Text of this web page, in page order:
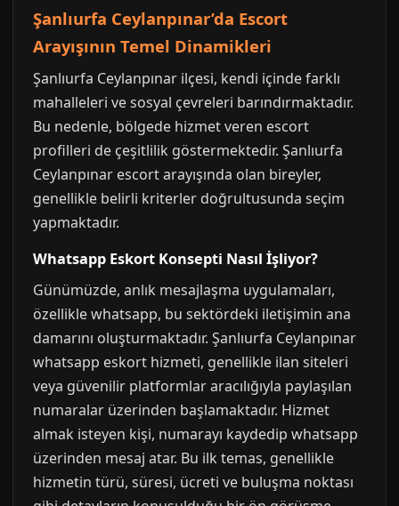
Şanlıurfa Ceylanpınar’da Escort
Arayışının Temel Dinamikleri
Şanlıurfa Ceylanpınar ilçesi, kendi içinde farklı
mahalleleri ve sosyal çevreleri barındırmaktadır.
Bu nedenle, bölgede hizmet veren escort
profilleri de çeşitlilik göstermektedir. Şanlıurfa
Ceylanpınar escort arayışında olan bireyler,
genellikle belirli kriterler doğrultusunda seçim
yapmaktadır.
Whatsapp Eskort Konsepti Nasıl İşliyor?
Günümüzde, anlık mesajlaşma uygulamaları,
özellikle whatsapp, bu sektördeki iletişimin ana
damarını oluşturmaktadır. Şanlıurfa Ceylanpınar
whatsapp eskort hizmeti, genellikle ilan siteleri
veya güvenilir platformlar aracılığıyla paylaşılan
numaralar üzerinden başlamaktadır. Hizmet
almak isteyen kişi, numarayı kaydedip whatsapp
üzerinden mesaj atar. Bu ilk temas, genellikle
hizmetin türü, süresi, ücreti ve buluşma noktası